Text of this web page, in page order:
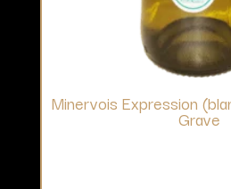
Minervois Expression
Grave